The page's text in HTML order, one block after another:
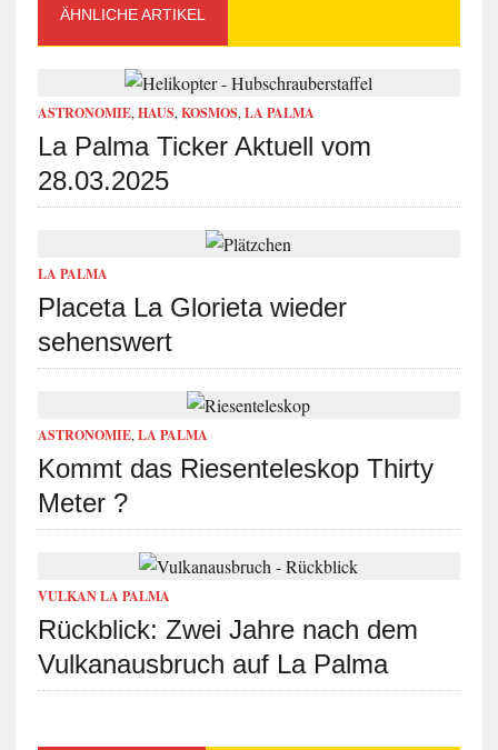
ÄHNLICHE ARTIKEL
ASTRONOMIE, HAUS, KOSMOS, LA PALMA
La Palma Ticker Aktuell vom
28.03.2025
LA PALMA
Placeta La Glorieta wieder
sehenswert
ASTRONOMIE, LA PALMA
Kommt das Riesenteleskop Thirty
Meter ?
VULKAN LA PALMA
Rückblick: Zwei Jahre nach dem
Vulkanausbruch auf La Palma